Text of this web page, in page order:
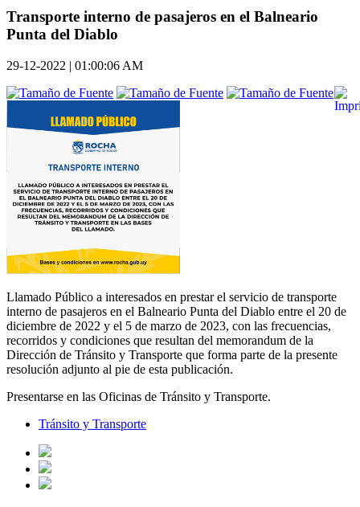
Transporte interno de pasajeros en el Balneario
Punta del Diablo
29-12-2022 | 01:00:06 AM
Llamado Público a interesados en prestar el servicio de transporte
interno de pasajeros en el Balneario Punta del Diablo entre el 20 de
diciembre de 2022 y el 5 de marzo de 2023, con las frecuencias,
recorridos y condiciones que resultan del memorandum de la
Dirección de Tránsito y Transporte que forma parte de la presente
resolución adjunto al pie de esta publicación.
Presentarse en las Oficinas de Tránsito y Transporte.
Tránsito y Transporte